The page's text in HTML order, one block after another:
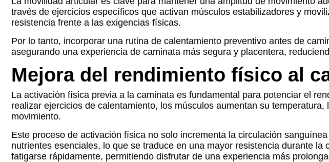
través de ejercicios específicos que activan músculos estabilizadores y
resistencia frente a las exigencias físicas.
Por lo tanto, incorporar una rutina de calentamiento preventivo antes de
asegurando una experiencia de caminata más segura y placentera,
Mejora del rendimiento físico al
La activación física previa a la caminata es fundamental para potenciar el
realizar ejercicios de calentamiento, los músculos aumentan su
movimiento.
Este proceso de activación física no solo incrementa la circulación
nutrientes esenciales, lo que se traduce en una mayor resistencia durante
fatigarse rápidamente, permitiendo disfrutar de una experiencia más